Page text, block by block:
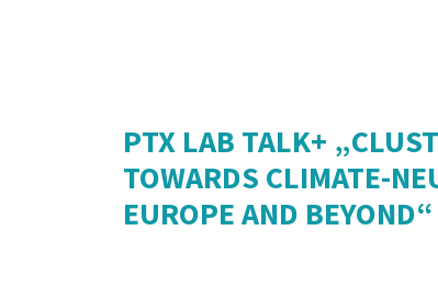
PTX LAB TALK+
TOWARDS CLIMATE-
EUROPE AND BEYOND“